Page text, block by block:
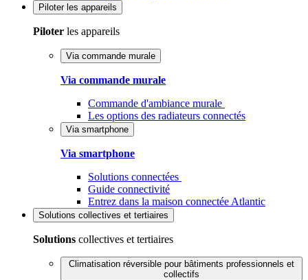
Piloter les appareils
Piloter les appareils
Via commande murale
Via commande murale
Commande d'ambiance murale
Les options des radiateurs connectés
Via smartphone
Via smartphone
Solutions connectées
Guide connectivité
Entrez dans la maison connectée Atlantic
Solutions collectives et tertiaires
Solutions collectives et tertiaires
Climatisation réversible pour bâtiments professionnels et
collectifs